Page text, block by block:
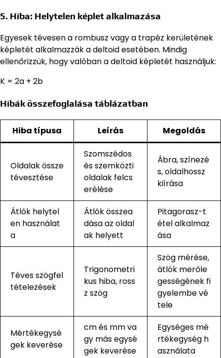
5. Hiba: Helytelen képlet alkalmazása
Egyesek tévesen a rombusz vagy a trapéz kerületének
képletét alkalmazzák a deltoid esetében. Mindig
ellenőrizzük, hogy valóban a deltoid képletét használjuk:
K = 2a + 2b
Hibák összefoglalása táblázatban
Hiba típusa Leírás Megoldás
Oldalak össze
tévesztése
Szomszédos
és szemközti
oldalak felcs
erélése
Ábra, színezé
s, oldalhossz
kiírása
Átlók helytel
en használat
a
Átlók összea
dása az oldal
ak helyett
Pitagorasz-t
étel alkalmaz
ása
Téves szögfel
tételezések
Trigonometri
kus hiba, ross
z szög
Szög mérése,
átlók merőle
gességének fi
gyelembe vé
tele
Mértékegysé
gek keverése
cm és mm va
gy más egysé
gek keverése
Egységes mé
rtékegység h
asználata